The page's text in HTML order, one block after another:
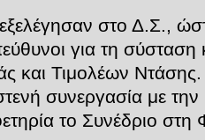
στο Δ.Σ.,
για τη σύσταση
και Τιμολέων Ντάσης.
συνεργασία με
το Συνέδριο